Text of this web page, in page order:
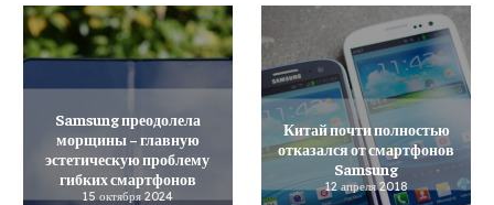
Samsung преодолела
морщины – главную
эстетическую проблему
гибких смартфонов
15 октября 2024
Китай почти полностью
отказался от смартфонов
Samsung
12 апреля 2018